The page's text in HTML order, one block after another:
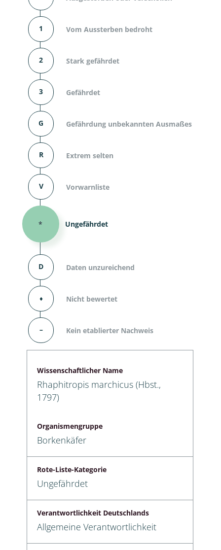
1 Vom Aussterben bedroht
2 Stark gefährdet
3 Gefährdet
G Gefährdung unbekannten Ausmaßes
R Extrem selten
V Vorwarnliste
* Ungefährdet
D Daten unzureichend
⬧ Nicht bewertet
– Kein etablierter Nachweis
Wissenschaftlicher Name
Rhaphitropis marchicus (Hbst.,
1797)
Organismengruppe
Borkenkäfer
Rote-Liste-Kategorie
Ungefährdet
Verantwortlichkeit Deutschlands
Allgemeine Verantwortlichkeit